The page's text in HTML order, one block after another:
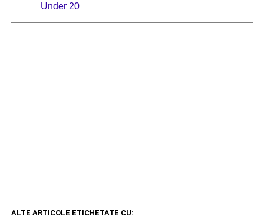
Under 20
ALTE ARTICOLE ETICHETATE CU: